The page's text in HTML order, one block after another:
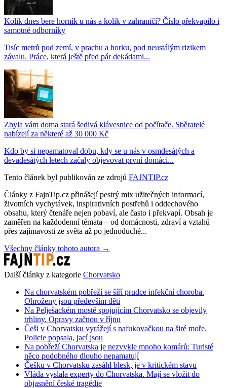
Kolik dnes bere horník u nás a kolik v zahraničí? Číslo překvapilo i
samotné odborníky
Tisíc metrů pod zemí, v prachu a horku, pod neustálým rizikem
závalu. Práce, která ještě před pár dekádami...
Zbyla vám doma stará šedivá klávesnice od počítače. Sběratelé
nabízejí za některé až 30 000 Kč
Kdo by si nepamatoval dobu, kdy se u nás v osmdesátých a
devadesátých letech začaly objevovat první domácí...
Tento článek byl publikován ze zdrojů FAJNTIP.cz
Články z FajnTip.cz přinášejí pestrý mix užitečných informací,
životních vychytávek, inspirativních postřehů i oddechového
obsahu, který čtenáře nejen pobaví, ale často i překvapí. Obsah je
zaměřen na každodenní témata – od domácnosti, zdraví a vztahů
přes zajímavosti ze světa až po jednoduché...
Všechny články tohoto autora →
Další články z kategorie Chorvatsko
Na chorvatském pobřeží se šíří prudce infekční choroba.
Ohroženy jsou především děti
Na Pelješackém mostě spojujícím Chorvatsko se objevily
trhliny. Opravy začnou v říjnu
Češi v Chorvatsku vyrážejí s nafukovačkou na širé moře.
Policie popsala, jací jsou
Na pobřeží Chorvatska je nezvykle mnoho komárů: Turisté
něco podobného dlouho nepamatují
Češku v Chorvatsku zasáhl blesk, je v kritickém stavu
Vláda vyslala experty do Chorvatska. Mají se vložit do
objasnění české tragédie